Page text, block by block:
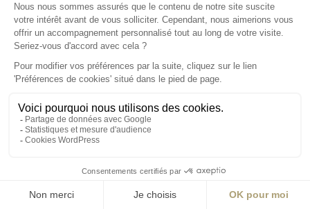
Nantes
Paris
Rennes
contact@aialifedesigners.fr
presse@aialifedesigners.fr
mentions légales